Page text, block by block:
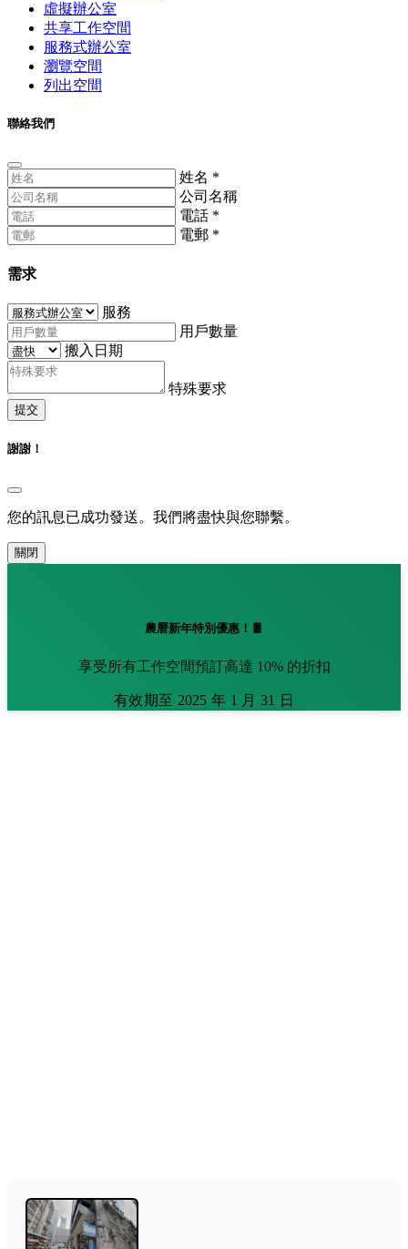
虛擬辦公室
共享工作空間
服務式辦公室
瀏覽空間
列出空間
聯絡我們
姓名 *
公司名稱
電話 *
電郵 *
需求
服務
用戶數量
搬入日期
特殊要求
提交
謝謝！
您的訊息已成功發送。我們將盡快與您聯繫。
關閉
農曆新年特別優惠！🧧
享受所有工作空間預訂高達 10% 的折扣
有效期至 2025 年 1 月 31 日